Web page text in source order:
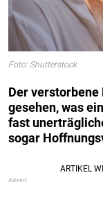
Foto: Shutterstock
Der verstorbene
gesehen, was
fast
sogar